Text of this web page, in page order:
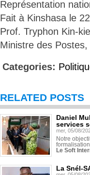
Représentation
Fait à Kinshasa le
Prof. Tryphon Kin-
Ministre des
Categories:
RELATED POSTS
Daniel
services
mer, 05/08/
Notre
Le Soft
La Snél-